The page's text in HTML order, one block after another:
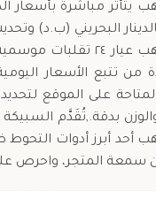
يتأثر مباشرةً بأسعار
البحريني (ب.د)
كيلو الذهب عيار
من تتبع الأسعار
المتاحة على الموقع
والوزن بدقة.,تُقَدَّم
أحد أبرز أدوات
سمعة المتجر، واحرص